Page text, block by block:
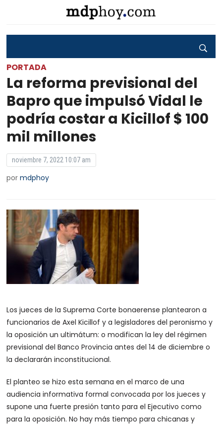
PORTADA
La reforma previsional del
Bapro que impulsó Vidal le
podría costar a Kicillof $ 100
mil millones
noviembre 7, 2022 10:07 am
pormdphoy
Los jueces de la Suprema Corte bonaerense plantearon a
funcionarios de Axel Kicillof y a legisladores del peronismo y
la oposición un ultimátum: o modifican la ley del régimen
previsional del Banco Provincia antes del 14 de diciembre o
la declararán inconstitucional.
El planteo se hizo esta semana en el marco de una
audiencia informativa formal convocada por los jueces y
supone una fuerte presión tanto para el Ejecutivo como
para la oposición. No hay más tiempo para chicanas y